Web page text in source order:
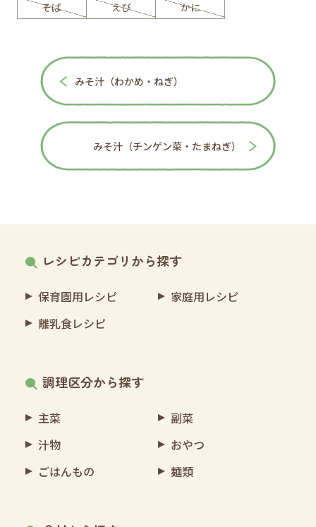
そば
えび かに
みそ汁（わかめ・ねぎ）
みそ汁（チンゲン菜・たまねぎ）
レシピカテゴリから探す
保育園用レシピ
家庭用レシピ
離乳食レシピ
調理区分から探す
主菜
副菜
汁物
おやつ
ごはんもの
麺類